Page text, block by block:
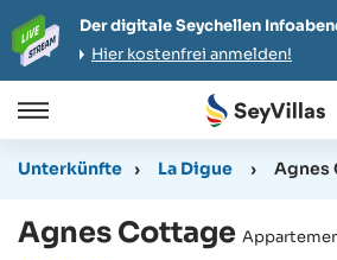
Der digitale Seychellen
Hier kostenfrei anmelden!
Schließen
Unterkünfte › La Digue › Agnes
Agnes Cottage